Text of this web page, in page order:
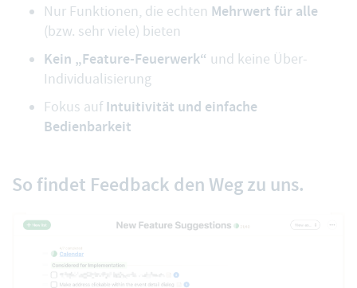
Nur Funktionen, die echten Mehrwert für alle
(bzw. sehr viele) bieten
Kein „Feature-Feuerwerk“ und keine Über-
Individualisierung
Fokus auf Intuitivität und einfache
Bedienbarkeit
So findet Feedback den Weg zu uns.